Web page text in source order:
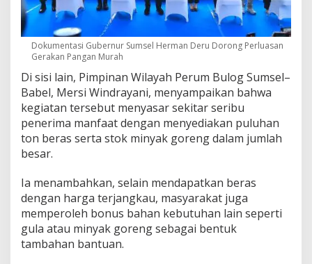
Dokumentasi Gubernur Sumsel Herman Deru Dorong Perluasan
Gerakan Pangan Murah
Di sisi lain, Pimpinan Wilayah Perum Bulog Sumsel–
Babel, Mersi Windrayani, menyampaikan bahwa
kegiatan tersebut menyasar sekitar seribu
penerima manfaat dengan menyediakan puluhan
ton beras serta stok minyak goreng dalam jumlah
besar.
Ia menambahkan, selain mendapatkan beras
dengan harga terjangkau, masyarakat juga
memperoleh bonus bahan kebutuhan lain seperti
gula atau minyak goreng sebagai bentuk
tambahan bantuan.